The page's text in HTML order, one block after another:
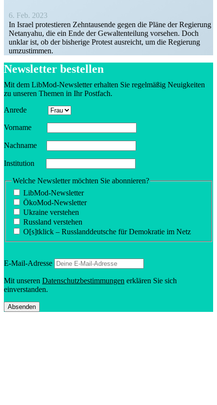
6. Feb. 2023
In Israel protes­tieren Zehntau­sende gegen die Pläne der Regierung
Netanyahu, die ein Ende der Gewal­ten­teilung vorsehen. Doch
unklar ist, ob der bisherige Protest ausreicht, um die Regierung
umzustimmen.
Newsletter bestellen
Mit dem LibMod-Newsletter erhalten Sie regel­mäßig Neuig­keiten
zu unseren Themen in Ihr Postfach.
Anrede
Vorname
Nachname
Insti­tution
Welche Newsletter möchten Sie abonnieren?
LibMod-Newsletter
ÖkoMod-Newsletter
Ukraine verstehen
Russland verstehen
O[s]tklick – Russland­deutsche für Demokratie im Netz
E‑Mail-Adresse
Mit unseren Daten­schutz­be­stim­mungen erklären Sie sich
einverstanden.